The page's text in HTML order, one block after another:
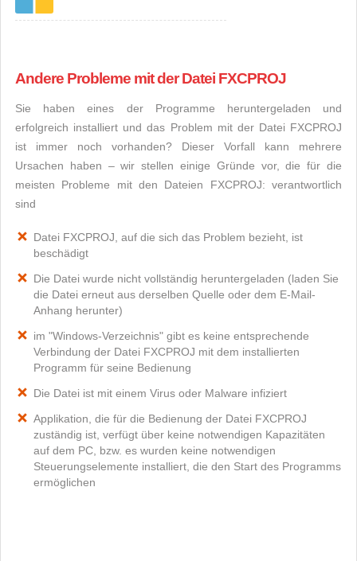
Andere Probleme mit der Datei FXCPROJ
Sie haben eines der Programme heruntergeladen und
erfolgreich installiert und das Problem mit der Datei FXCPROJ
ist immer noch vorhanden? Dieser Vorfall kann mehrere
Ursachen haben – wir stellen einige Gründe vor, die für die
meisten Probleme mit den Dateien FXCPROJ: verantwortlich
sind
Datei FXCPROJ, auf die sich das Problem bezieht, ist
beschädigt
Die Datei wurde nicht vollständig heruntergeladen (laden Sie
die Datei erneut aus derselben Quelle oder dem E-Mail-
Anhang herunter)
im "Windows-Verzeichnis" gibt es keine entsprechende
Verbindung der Datei FXCPROJ mit dem installierten
Programm für seine Bedienung
Die Datei ist mit einem Virus oder Malware infiziert
Applikation, die für die Bedienung der Datei FXCPROJ
zuständig ist, verfügt über keine notwendigen Kapazitäten
auf dem PC, bzw. es wurden keine notwendigen
Steuerungselemente installiert, die den Start des Programms
ermöglichen